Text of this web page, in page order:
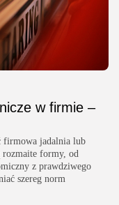
w firmie –
firmowa jadalnia lub
rozmaite formy, od
z prawdziwego
szereg norm